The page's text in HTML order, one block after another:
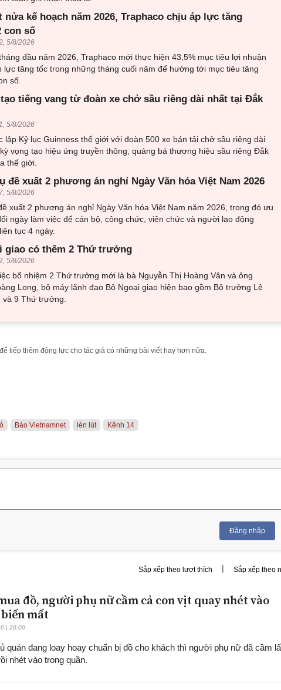
nửa kế hoạch năm 2026, Traphaco chịu áp lực tăng
con số
5/8/2026
đầu năm 2026, Traphaco mới thực hiện 43,5% mục tiêu lợi nhuận
lực tăng tốc trong những tháng cuối năm để hướng tới mục tiêu tăng
số.
tiếng vang từ đoàn xe chở sầu riêng dài nhất tại Đắk
5/8/2026
lập Kỷ lục Guinness thế giới với đoàn 500 xe bán tải chở sầu riêng dài
vọng tạo hiệu ứng truyền thông, quảng bá thương hiệu sầu riêng Đắk
thế giới.
đề xuất 2 phương án nghỉ Ngày Văn hóa Việt Nam 2026
5/8/2026
xuất 2 phương án nghỉ Ngày Văn hóa Việt Nam năm 2026, trong đó ưu
ngày làm việc để cán bộ, công chức, viên chức và người lao động
tục 4 ngày.
giao có thêm 2 Thứ trưởng
5/8/2026
bổ nhiệm 2 Thứ trưởng mới là bà Nguyễn Thị Hoàng Vân và ông
Long, bộ máy lãnh đạo Bộ Ngoại giao hiện bao gồm Bộ trưởng Lê
và 9 Thứ trưởng.
tiếp thêm động lực cho tác giả có những bài viết hay hơn nữa.
Báo Vietnamnet lén lút Kênh 14
Đăng nhập
Sắp xếp theo lượt thích | Sắp xếp theo
đồ, người phụ nữ cầm cả con vịt quay nhét vào
mất
| 20:00
quán đang loay hoay chuẩn bị đồ cho khách thì người phụ nữ đã cầm
nhét vào trong quần.